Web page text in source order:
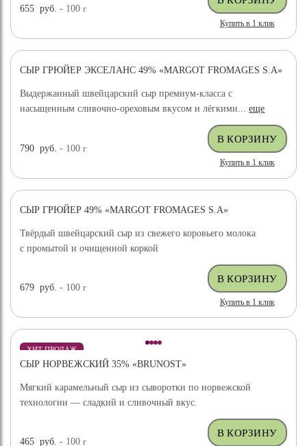
655 руб. - 100г
Купить в 1 клик
ХИТ ПРОДАЖ
СЫР ГРЮЙЕР ЭКСЕЛАНС 49% «MARGOT FROMAGES S.A»
Выдержанный швейцарский сыр премиум-класса с
насыщенным сливочно-ореховым вкусом и лёгкими...еще
790 руб. - 100г
Купить в 1 клик
ХИТ ПРОДАЖ
СЫР ГРЮЙЕР 49% «MARGOT FROMAGES S.A»
Твёрдый швейцарский сыр из свежего коровьего молока
с промытой и очищенной коркой
679 руб. - 100г
Купить в 1 клик
ХИТ ПРОДАЖ
СЫР НОРВЕЖСКИЙ 35% «BRUNOST»
Мягкий карамельный сыр из сыворотки по норвежской
технологии — сладкий и сливочный вкус.
465 руб. - 100г